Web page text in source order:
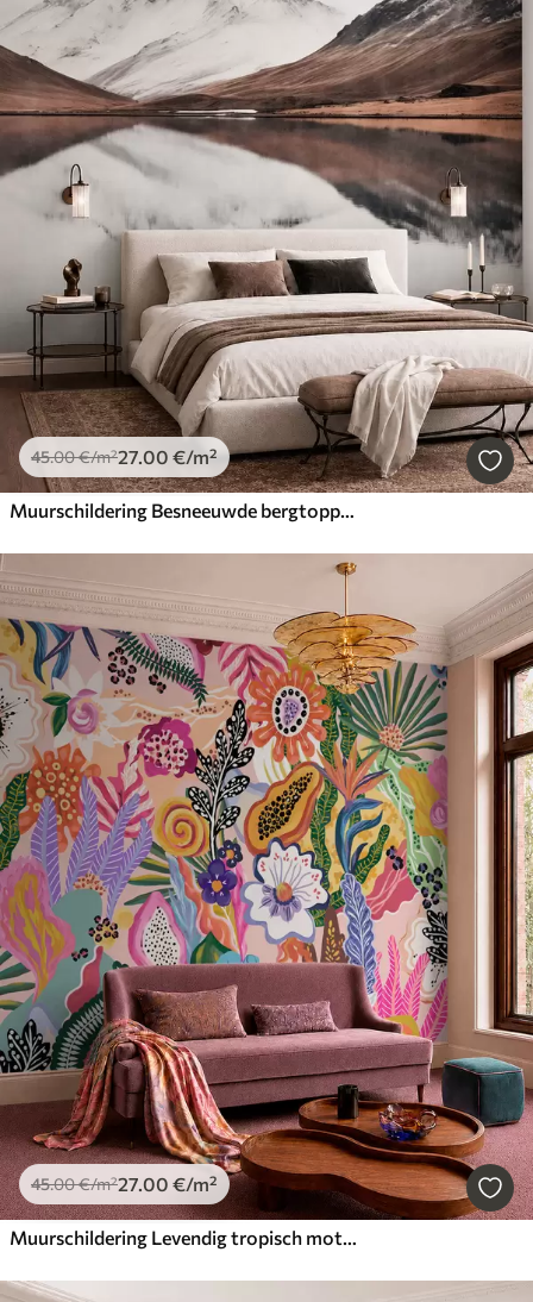
45.00€/m²27.00 €/m²
Muurschildering Besneeuwde bergtoppen en een rustig meer met een spiegelgladde weerspiegeling
45.00€/m²27.00 €/m²
Muurschildering Levendig tropisch motief met bloemen, bladeren en kleurrijke vruchten